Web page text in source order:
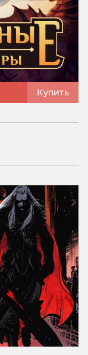
Купить